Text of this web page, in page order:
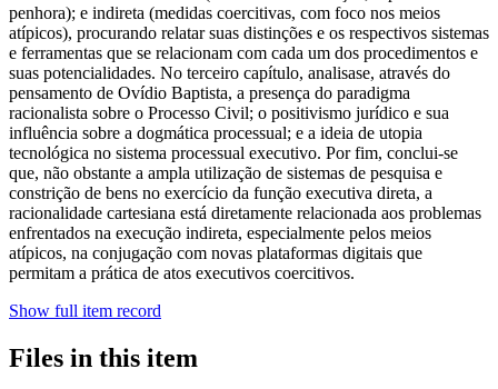
penhora); e indireta (medidas coercitivas, com foco nos meios
atípicos), procurando relatar suas distinções e os respectivos sistemas
e ferramentas que se relacionam com cada um dos procedimentos e
suas potencialidades. No terceiro capítulo, analisase, através do
pensamento de Ovídio Baptista, a presença do paradigma
racionalista sobre o Processo Civil; o positivismo jurídico e sua
influência sobre a dogmática processual; e a ideia de utopia
tecnológica no sistema processual executivo. Por fim, conclui-se
que, não obstante a ampla utilização de sistemas de pesquisa e
constrição de bens no exercício da função executiva direta, a
racionalidade cartesiana está diretamente relacionada aos problemas
enfrentados na execução indireta, especialmente pelos meios
atípicos, na conjugação com novas plataformas digitais que
permitam a prática de atos executivos coercitivos.
Show full item record
Files in this item